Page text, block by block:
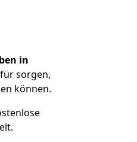
in
sorgen,
können.